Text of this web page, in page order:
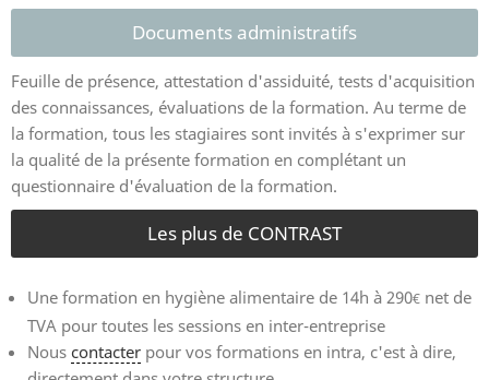
Documents administratifs
Feuille de présence, attestation d'assiduité, tests d'acquisition
des connaissances, évaluations de la formation. Au terme de
la formation, tous les stagiaires sont invités à s'exprimer sur
la qualité de la présente formation en complétant un
questionnaire d'évaluation de la formation.
Les plus de CONTRAST
Une formation en hygiène alimentaire de 14h à 290 net de
TVA pour toutes les sessions en inter-entreprise
Nous contacter pour vos formations en intra, c'est à dire,